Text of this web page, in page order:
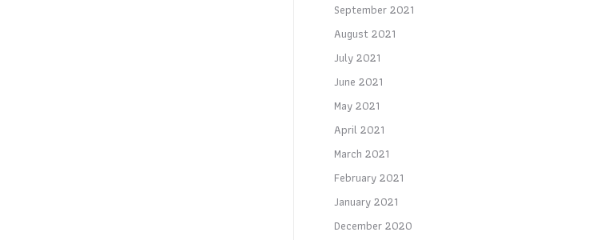
September 2021
August 2021
July 2021
June 2021
May 2021
April 2021
March 2021
February 2021
January 2021
December 2020